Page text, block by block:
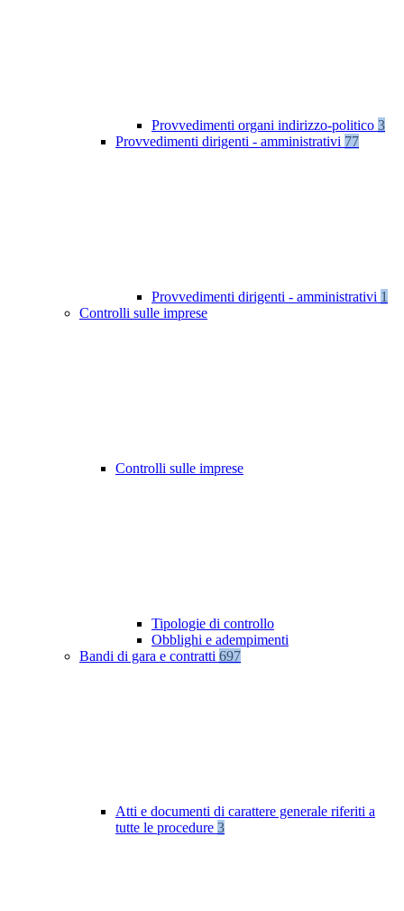
Provvedimenti organi indirizzo-politico 3
Provvedimenti dirigenti - amministrativi 77
Provvedimenti dirigenti - amministrativi 1
Controlli sulle imprese
Controlli sulle imprese
Tipologie di controllo
Obblighi e adempimenti
Bandi di gara e contratti 697
Atti e documenti di carattere generale riferiti a
tutte le procedure 3